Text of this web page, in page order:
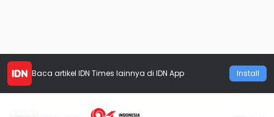
Baca artikel IDN Times lainnya di IDN App Install